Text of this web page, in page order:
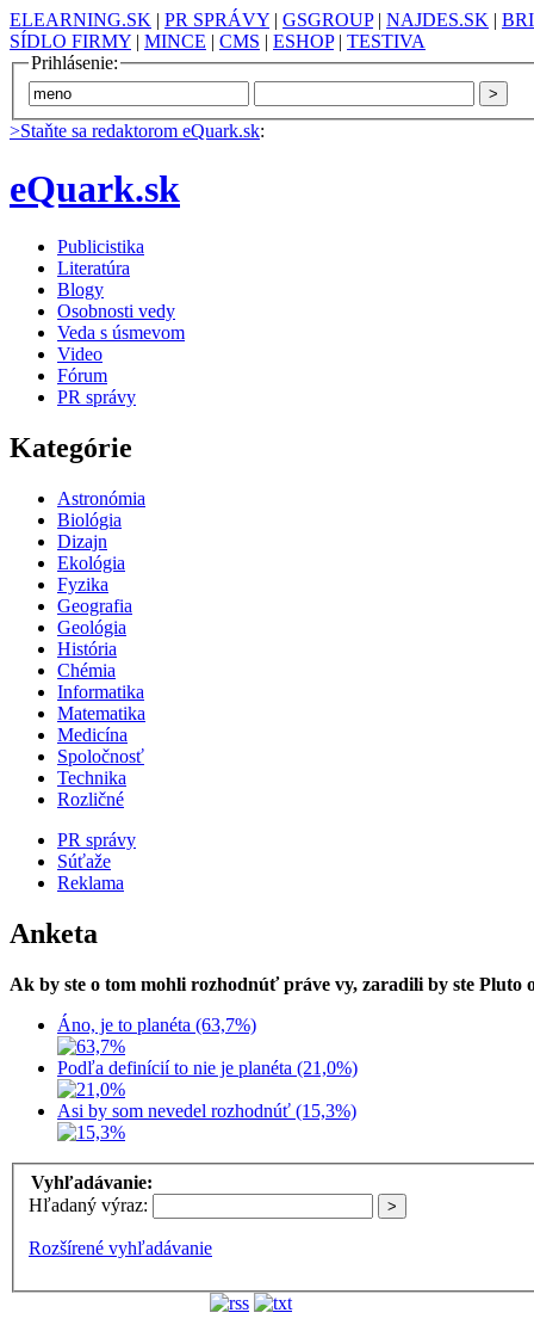
ELEARNING.SK | PR SPRÁVY | GSGROUP| NAJDES.SK |
SÍDLO FIRMY | MINCE | CMS | ESHOP| TESTIVA
Prihlásenie:
>Staňte sa redaktorom eQuark.sk:
eQuark.sk
Publicistika
Literatúra
Blogy
Osobnosti vedy
Veda s úsmevom
Video
Fórum
PR správy
Kategórie
Astronómia
Biológia
Dizajn
Ekológia
Fyzika
Geografia
Geológia
História
Chémia
Informatika
Matematika
Medicína
Spoločnosť
Technika
Rozličné
PR správy
Súťaže
Reklama
Anketa
Ak by ste o tom mohli rozhodnúť práve vy, zaradili by ste Pluto
Áno, je to planéta (63,7%)
Podľa definícií to nie je planéta (21,0%)
Asi by som nevedel rozhodnúť (15,3%)
Vyhľadávanie:
Hľadaný výraz:
Rozšírené vyhľadávanie